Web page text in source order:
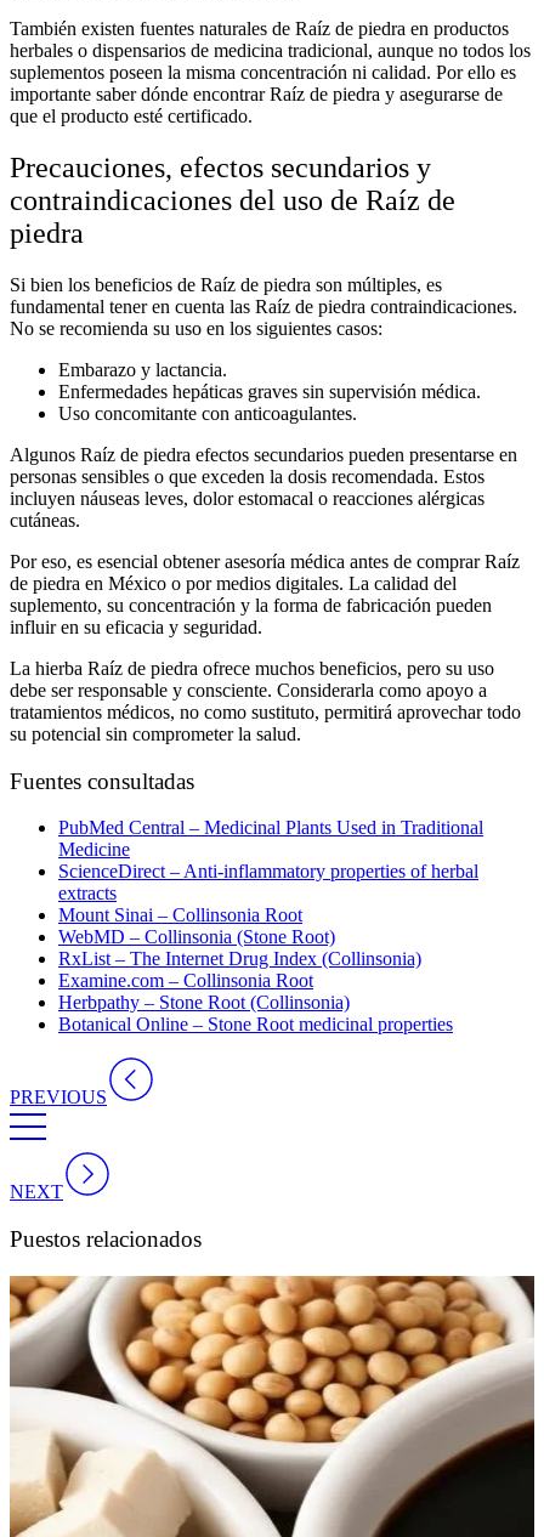
También existen fuentes naturales de Raíz de piedra en productos
herbales o dispensarios de medicina tradicional, aunque no todos los
suplementos poseen la misma concentración ni calidad. Por ello es
importante saberdónde encontrar Raíz de piedra y asegurarse de
que el producto esté certificado.
Precauciones, efectos secundarios y
contraindicaciones del uso de Raíz de
piedra
Si bien los beneficios de Raíz de piedra son múltiples, es
fundamental tener en cuenta las Raíz de piedra contraindicaciones.
No se recomienda su uso en los siguientes casos:
Embarazo y lactancia.
Enfermedades hepáticas graves sin supervisión médica.
Uso concomitante con anticoagulantes.
Algunos Raíz de piedra efectos secundarios pueden presentarse en
personas sensibles o que exceden la dosis recomendada. Estos
incluyen náuseas leves, dolor estomacal o reacciones alérgicas
cutáneas.
Por eso, es esencial obtener asesoría médica antes de comprar Raíz
de piedra en México o por medios digitales. La calidad del
suplemento, su concentración y la forma de fabricación pueden
influir en su eficacia y seguridad.
La hierba Raíz de piedra ofrece muchos beneficios, pero su uso
debe ser responsable y consciente. Considerarla como apoyo a
tratamientos médicos, no como sustituto, permitirá aprovechar todo
su potencial sin comprometer la salud.
Fuentes consultadas
PubMed Central – Medicinal Plants Used in Traditional
Medicine
ScienceDirect – Anti-inflammatory properties of herbal
extracts
Mount Sinai – Collinsonia Root
WebMD – Collinsonia (Stone Root)
RxList – The Internet Drug Index (Collinsonia)
Examine.com – Collinsonia Root
Herbpathy – Stone Root (Collinsonia)
Botanical Online – Stone Root medicinal properties
PREVIOUS
NEXT
Puestos relacionados